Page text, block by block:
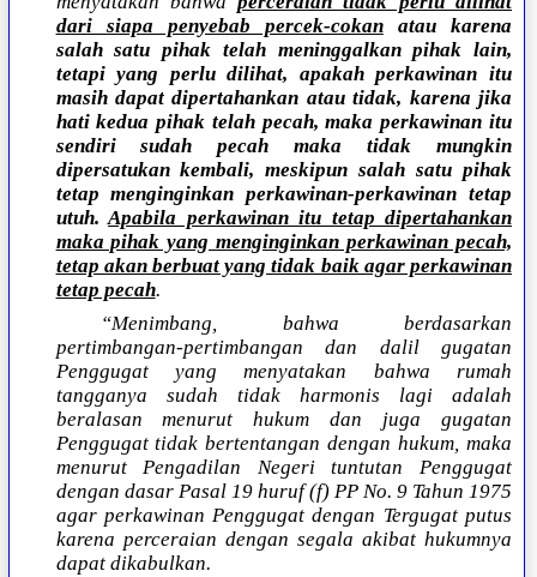
dari siapa penyebab percek-cokanatau karena
salah satu pihak telah meninggalkan pihak lain,
tetapi yang perlu dilihat, apakah perkawinan itu
masih dapat dipertahankan atau tidak, karena jika
hati kedua pihak telah pecah, maka perkawinan itu
sendiri sudah pecah maka tidak mungkin
dipersatukan kembali, meskipun salah satu pihak
tetap menginginkan perkawinan-perkawinan tetap
utuh.Apabila perkawinan itu tetap dipertahankan
maka pihak yang menginginkan perkawinan pecah,
tetap akan berbuat yang tidak baik agar perkawinan
tetap pecah.
“Menimbang, bahwa berdasarkan
pertimbangan-pertimbangan dan dalil gugatan
Penggugat yang menyatakan bahwa rumah
tangganya sudah tidak harmonis lagi adalah
beralasan menurut hukum dan juga gugatan
Penggugat tidak bertentangan dengan hukum, maka
menurut Pengadilan Negeri tuntutan Penggugat
dengan dasar Pasal 19 huruf (f) PP No. 9 Tahun 1975
agar perkawinan Penggugat dengan Tergugat putus
karena perceraian dengan segala akibat hukumnya
dapat dikabulkan.